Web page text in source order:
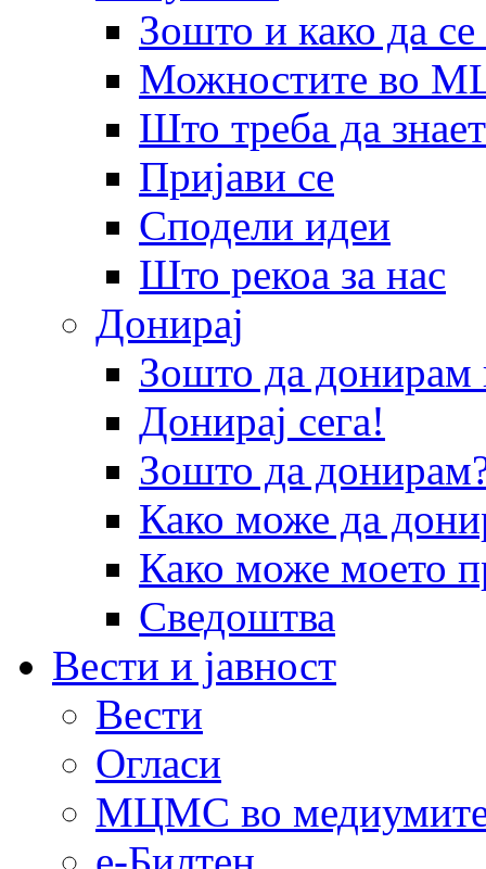
Зошто и како да
Можностите во
Што треба да
Пријави се
Сподели идеи
Што рекоа за нас
Донирај
Зошто да
Донирај сега!
Зошто да
Како може да
Како може моето
Сведоштва
Вести и јавност
Вести
Огласи
МЦМС во